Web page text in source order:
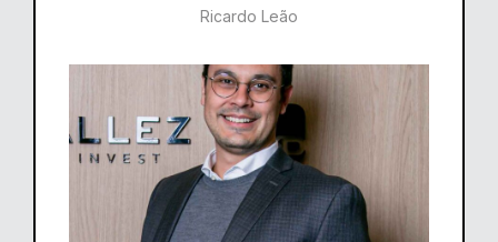
Ricardo Leão​